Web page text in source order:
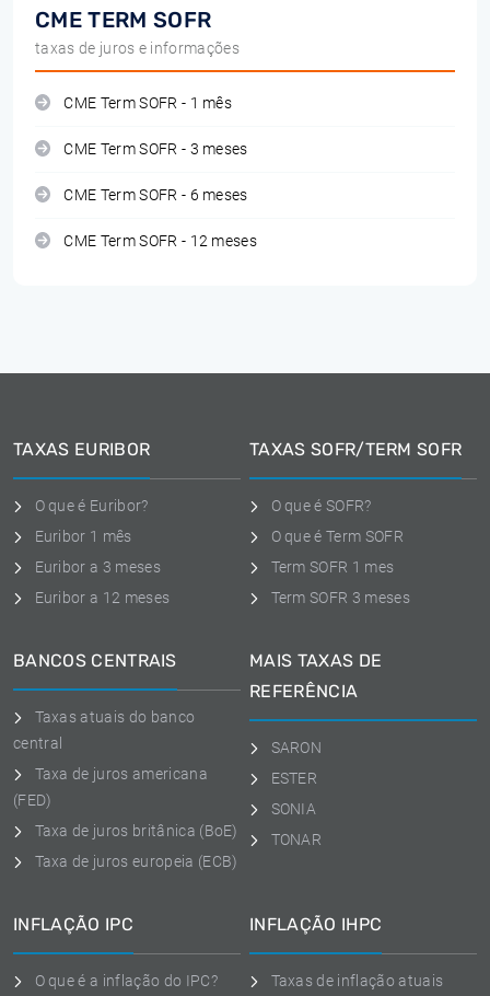
CME TERM SOFR
taxas de juros e informações
CME Term SOFR - 1 mês
CME Term SOFR - 3 meses
CME Term SOFR - 6 meses
CME Term SOFR - 12 meses
TAXAS EURIBOR
O que é Euribor?
Euribor 1 mês
Euribor a 3 meses
Euribor a 12 meses
TAXAS SOFR/TERM SOFR
O que é SOFR?
O que é Term SOFR
Term SOFR 1 mes
Term SOFR 3 meses
BANCOS CENTRAIS
Taxas atuais do banco
central
Taxa de juros americana
(FED)
Taxa de juros britânica (BoE)
Taxa de juros europeia (ECB)
MAIS TAXAS DE
REFERÊNCIA
SARON
ESTER
SONIA
TONAR
INFLAÇÃO IPC
O que é a inflação do IPC?
INFLAÇÃO IHPC
Taxas de inflação atuais